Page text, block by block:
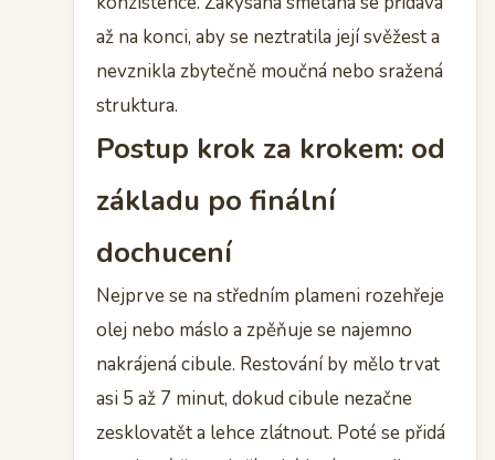
až na konci, aby se neztratila její svěžest a
nevznikla zbytečně moučná nebo sražená
struktura.
Postup krok za krokem: od
základu po finální
dochucení
Nejprve se na středním plameni rozehřeje
olej nebo máslo a zpěňuje se najemno
nakrájená cibule. Restování by mělo trvat
asi 5 až 7 minut, dokud cibule nezačne
zesklovatět a lehce zlátnout. Poté se přidá